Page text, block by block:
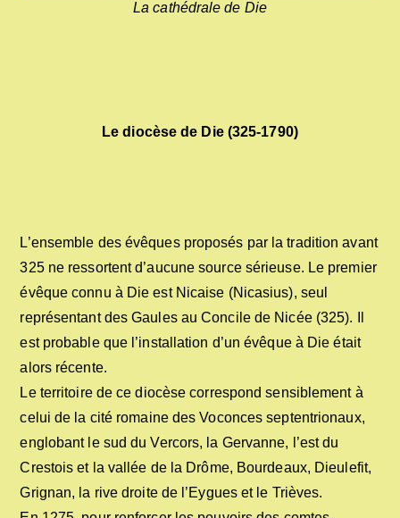
La cathédrale de Die
Le diocèse de Die (325-1790)
L’ensemble des évêques proposés par la tradition avant
325 ne ressortent d’aucune source sérieuse. Le premier
évêque connu à Die est Nicaise (Nicasius), seul
représentant des Gaules au Concile de Nicée (325). Il
est probable que l’installation d’un évêque à Die était
alors récente.
Le territoire de ce diocèse correspond sensiblement à
celui de la cité romaine des Voconces septentrionaux,
englobant le sud du Vercors, la Gervanne, l’est du
Crestois et la vallée de la Drôme, Bourdeaux, Dieulefit,
Grignan, la rive droite de l’Eygues et le Trièves.